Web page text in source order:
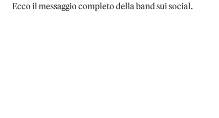
Ecco il messaggio completo della band sui social.